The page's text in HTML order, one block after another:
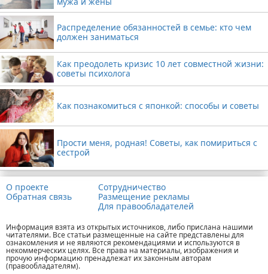
Распределение обязанностей в семье: кто чем
должен заниматься
Как преодолеть кризис 10 лет совместной жизни:
советы психолога
Как познакомиться с японкой: способы и советы
Прости меня, родная! Советы, как помириться с
сестрой
О проекте
Обратная связь
Сотрудничество
Размещение рекламы
Для правообладателей
Информация взята из открытых источников, либо прислана нашими
читателями. Все статьи размещенные на сайте представлены для
ознакомления и не являются рекомендациями и используются в
некоммерческих целях. Все права на материалы, изображения и
прочую информацию пренадлежат их законным авторам
(правообладателям).